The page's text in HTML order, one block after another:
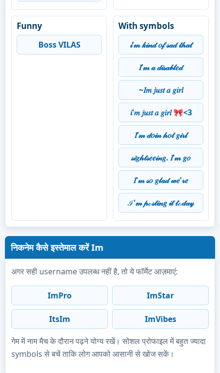
Funny
Boss VILAS
With symbols
𝒾’𝓂 𝓀𝒾𝓃𝒹 𝑜𝒻 𝓈𝒶𝒹 𝓉𝒽𝒶𝓉
𝐼’𝓂 𝒶 𝒹𝒾𝓈𝒶𝒷𝓁𝑒𝒹
~𝐼𝑚 𝑗𝑢𝑠𝑡 𝑎 𝑔𝑖𝑟𝑙
𝑖'𝑚 𝑗𝑢𝑠𝑡 𝑎 𝑔𝑖𝑟𝑙 🎀<3
𝐼’𝓂 𝒹𝑜𝒾𝓃 𝒽𝑜𝓉 𝑔𝒾𝓇𝓁
𝓈𝒾𝑔𝒽𝓉𝓈𝑒𝑒𝒾𝓃𝑔. 𝐼’𝓂 𝑔𝑜
𝐼'𝓂 𝓈𝑜 𝑔𝓁𝒶𝒹 𝓌𝑒'𝓇𝑒
ℐ'𝓂 𝓅ℴ𝓈𝓉𝒾𝓃𝑔 𝒾𝓉 𝓉ℴ𝒹𝒶𝓎
निकनेम कैसे इस्तेमाल करें Im
अगर सही username उपलब्ध नहीं है, तो ये फॉर्मेट आज़माएं:
ImPro ImStar
ItsIm ImVibes
गेम में नाम मैच के दौरान पढ़ने योग्य रखें। सोशल प्रोफाइल में बहुत ज्यादा
symbols से बचें ताकि लोग आपको आसानी से खोज सकें।